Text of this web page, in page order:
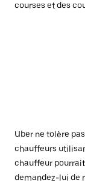
courses et des
Uber ne tolère
chauffeurs
chauffeur pourrait
demandez-lui de